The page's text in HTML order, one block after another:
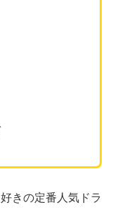
きの定番人気ドラ